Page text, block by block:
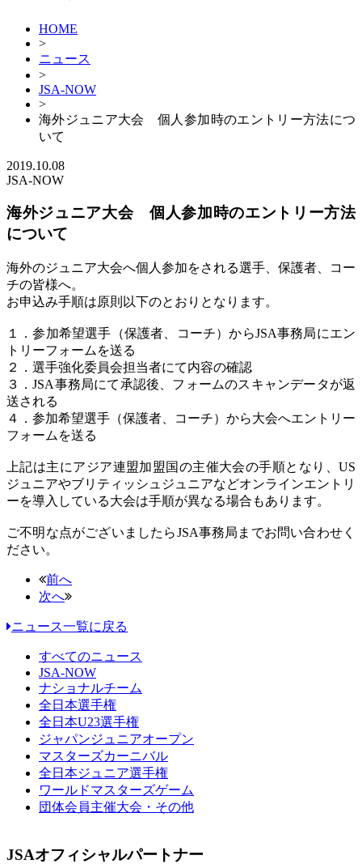
HOME
>
ニュース
>
JSA-NOW
>
海外ジュニア大会 個人参加時のエントリー方法につ
いて
2019.10.08
JSA-NOW
海外ジュニア大会 個人参加時のエントリー方法
について
海外のジュニア大会へ個人参加をされる選手、保護者、コー
チの皆様へ。
お申込み手順は原則以下のとおりとなります。
１．参加希望選手（保護者、コーチ）からJSA事務局にエン
トリーフォームを送る
２．選手強化委員会担当者にて内容の確認
３．JSA事務局にて承認後、フォームのスキャンデータが返
送される
４．参加希望選手（保護者、コーチ）から大会へエントリー
フォームを送る
上記は主にアジア連盟加盟国の主催大会の手順となり、US
ジュニアやブリティッシュジュニアなどオンラインエントリ
ーを導入している大会は手順が異なる場合もあります。
ご不明な点がございましたらJSA事務局までお問い合わせく
ださい。
前へ
次へ
ニュース一覧に戻る
すべてのニュース
JSA-NOW
ナショナルチーム
全日本選手権
全日本U23選手権
ジャパンジュニアオープン
マスターズカーニバル
全日本ジュニア選手権
ワールドマスターズゲーム
団体会員主催大会・その他
JSAオフィシャルパートナー